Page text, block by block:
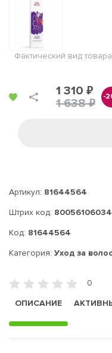
Фактический вид
1 310 ₽
1 638 ₽
-
Артикул: 81644564
Штрих код:
Код: 81644564
Категория: Уход за
0
ОПИСАНИЕ